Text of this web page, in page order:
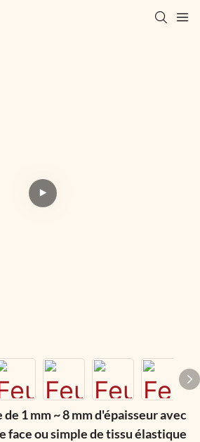
1 mm ~ 8 mm d'épaisseur avec
ou simple de tissu élastique